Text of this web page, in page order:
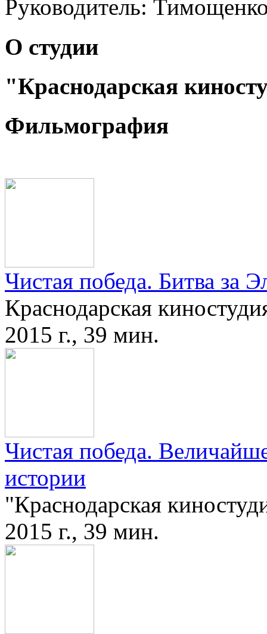
Руководитель:
О студии
"Краснодарская
Фильмография
Чистая победа. Битва за
Краснодарская
2015 г., 39 мин.
Чистая победа.
истории
"Краснодарская
2015 г., 39 мин.